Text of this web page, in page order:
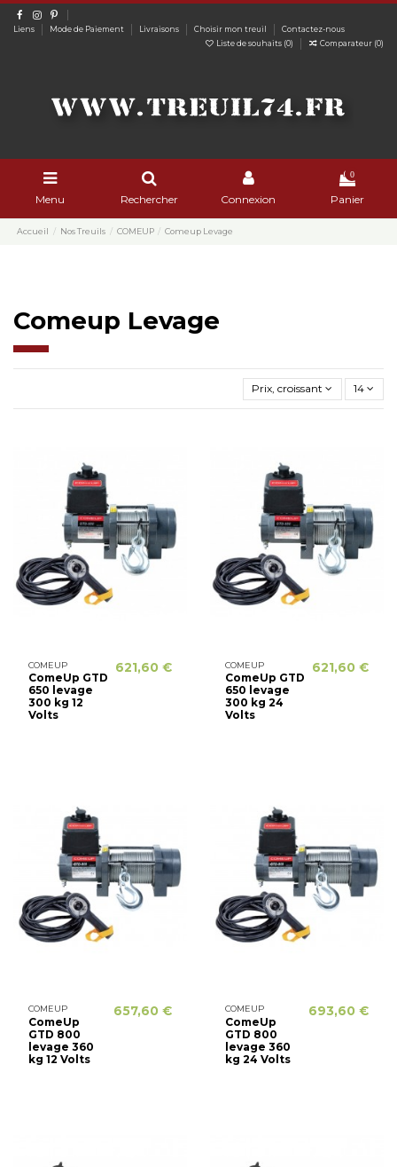
Liens Mode de Paiement Livraisons Choisir mon treuil
Contactez-nous
Liste de souhaits (0) Comparateur (0)
Menu Rechercher Connexion
0
Panier
Accueil Nos Treuils COMEUP Comeup Levage
Comeup Levage
Prix, croissant 14
COMEUP
ComeUp GTD
650 levage
300 kg 12
Volts
621,60 € COMEUP
ComeUp GTD
650 levage
300 kg 24
Volts
621,60 €
COMEUP
ComeUp
GTD 800
levage 360
kg 12 Volts
657,60 € COMEUP
ComeUp
GTD 800
levage 360
kg 24 Volts
693,60 €